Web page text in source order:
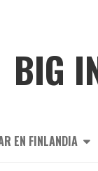
BIG
EN FINLANDIA